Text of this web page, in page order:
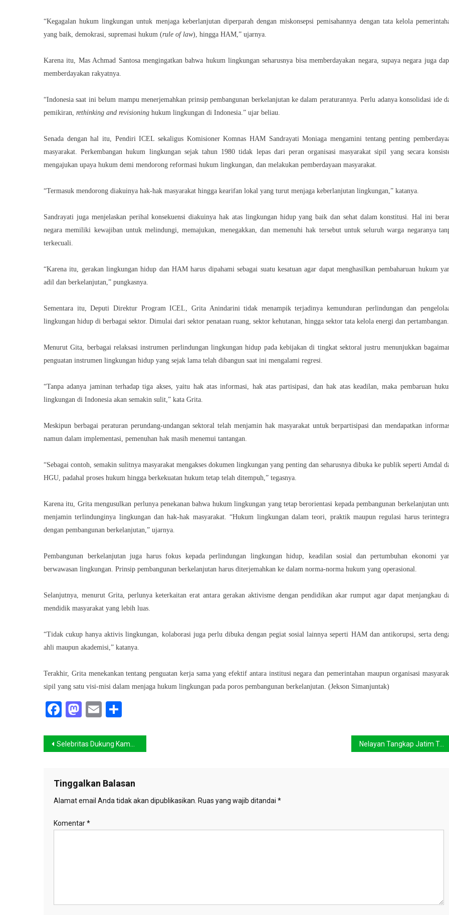
“Kegagalan hukum lingkungan untuk menjaga keberlanjutan diperparah dengan miskonsepsi pemisahannya dengan tata kelola
yang baik, demokrasi, supremasi hukum (rule of law), hingga HAM,” ujarnya.
Karena itu, Mas Achmad Santosa mengingatkan bahwa hukum lingkungan seharusnya bisa memberdayakan negara, supaya negara juga
memberdayakan rakyatnya.
“Indonesia saat ini belum mampu menerjemahkan prinsip pembangunan berkelanjutan ke dalam peraturannya. Perlu adanya konsolidasi ide
pemikiran, rethinking and revisioning hukum lingkungan di Indonesia.” ujar beliau.
Senada dengan hal itu, Pendiri ICEL sekaligus Komisioner Komnas HAM Sandrayati Moniaga mengamini tentang penting
masyarakat. Perkembangan hukum lingkungan sejak tahun 1980 tidak lepas dari peran organisasi masyarakat sipil yang secara
mengajukan upaya hukum demi mendorong reformasi hukum lingkungan, dan melakukan pemberdayaan masyarakat.
“Termasuk mendorong diakuinya hak-hak masyarakat hingga kearifan lokal yang turut menjaga keberlanjutan lingkungan,” katanya.
Sandrayati juga menjelaskan perihal konsekuensi diakuinya hak atas lingkungan hidup yang baik dan sehat dalam konstitusi. Hal ini
negara memiliki kewajiban untuk melindungi, memajukan, menegakkan, dan memenuhi hak tersebut untuk seluruh warga negaranya
terkecuali.
“Karena itu, gerakan lingkungan hidup dan HAM harus dipahami sebagai suatu kesatuan agar dapat menghasilkan pembaharuan hukum
adil dan berkelanjutan,” pungkasnya.
Sementara itu, Deputi Direktur Program ICEL, Grita Anindarini tidak menampik terjadinya kemunduran perlindungan dan
lingkungan hidup di berbagai sektor. Dimulai dari sektor penataan ruang, sektor kehutanan, hingga sektor tata kelola energi dan pertambangan.
Menurut Gita, berbagai relaksasi instrumen perlindungan lingkungan hidup pada kebijakan di tingkat sektoral justru menunjukkan
penguatan instrumen lingkungan hidup yang sejak lama telah dibangun saat ini mengalami regresi.
“Tanpa adanya jaminan terhadap tiga akses, yaitu hak atas informasi, hak atas partisipasi, dan hak atas keadilan, maka pembaruan
lingkungan di Indonesia akan semakin sulit,” kata Grita.
Meskipun berbagai peraturan perundang-undangan sektoral telah menjamin hak masyarakat untuk berpartisipasi dan mendapatkan
namun dalam implementasi, pemenuhan hak masih menemui tantangan.
“Sebagai contoh, semakin sulitnya masyarakat mengakses dokumen lingkungan yang penting dan seharusnya dibuka ke publik seperti Amdal
HGU, padahal proses hukum hingga berkekuatan hukum tetap telah ditempuh,” tegasnya.
Karena itu, Grita mengusulkan perlunya penekanan bahwa hukum lingkungan yang tetap berorientasi kepada pembangunan berkelanjutan
menjamin terlindunginya lingkungan dan hak-hak masyarakat. “Hukum lingkungan dalam teori, praktik maupun regulasi harus
dengan pembangunan berkelanjutan,” ujarnya.
Pembangunan berkelanjutan juga harus fokus kepada perlindungan lingkungan hidup, keadilan sosial dan pertumbuhan ekonomi
berwawasan lingkungan. Prinsip pembangunan berkelanjutan harus diterjemahkan ke dalam norma-norma hukum yang operasional.
Selanjutnya, menurut Grita, perlunya keterkaitan erat antara gerakan aktivisme dengan pendidikan akar rumput agar dapat menjangkau
mendidik masyarakat yang lebih luas.
“Tidak cukup hanya aktivis lingkungan, kolaborasi juga perlu dibuka dengan pegiat sosial lainnya seperti HAM dan antikorupsi, serta
ahli maupun akademisi,” katanya.
Terakhir, Grita menekankan tentang penguatan kerja sama yang efektif antara institusi negara dan pemerintahan maupun organisasi
sipil yang satu visi-misi dalam menjaga hukum lingkungan pada poros pembangunan berkelanjutan. (Jekson Simanjuntak)
Facebook
Mastodon
Email
Navigasi
Selebritas Dukung Kampanye #BeriKamiPilihan dan #BeliYangBaik Nelayan Tangkap Jatim Tolak Permen KP 17/2021
Tinggalkan Balasan
Alamat email Anda tidak akan dipublikasikan. Ruas yang wajib ditandai *
Komentar*